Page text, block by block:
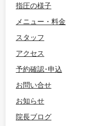
指圧の様子
メニュー・料金
スタッフ
アクセス
予約確認･申込
お問い合せ
お知らせ
院長ブログ